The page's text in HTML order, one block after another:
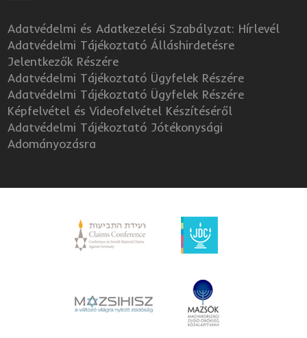
Adatvédelmi és Adatkezelési Szabályzat: Hírlevél
Adatvédelmi Tájékoztató Álláshirdetésre
Jelentkezők Részére
Adatvédelmi Tájékoztató Ügyfelek Részére
Adatvédelmi Tájékoztató Ügyfelek Részére
Képfelvétel és Videofelvétel Készítéséről
Adatvédelmi Tájékoztató Jótékonysági
Adományozásra